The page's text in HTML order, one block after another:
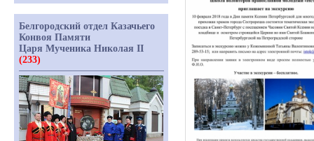
Белгородский отдел Казачьего
Конвоя Памяти
Царя Мученика Николая II
(233)